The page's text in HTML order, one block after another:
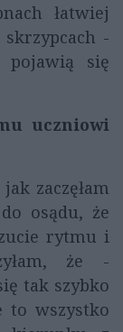
łatwiej
-
się
uczniowi
zaczęłam
osądu, że
rytmu i
że -
tak szybko
to wszystko